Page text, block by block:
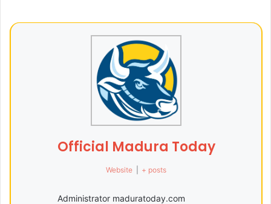
Official Madura Today
Website + posts
Administrator maduratoday.com